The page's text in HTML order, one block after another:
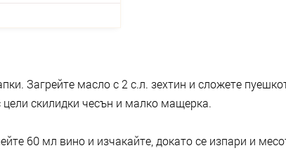
Загрейте масло с 2 с.л. зехтин и сложете
скилидки чесън и малко мащерка.
60 мл вино и изчакайте, докато се изпари и